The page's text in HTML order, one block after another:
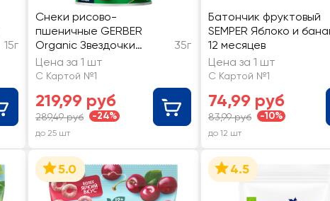
15г
Снеки рисово-
пшеничные GERBER
Organic Звездочки
банан-малина, с 12
месяцев
35г
Цена за 1 шт
С Картой №1
219,99 руб
289,49 руб -24%
до 25 шт
Батончик фруктовый
SEMPER Яблоко и
12 месяцев
Цена за 1 шт
С Картой №1
74,99 руб
83,99 руб -10%
до 12 шт
5.0 4.5